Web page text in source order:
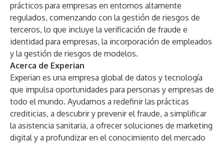
prácticos para empresas en entornos altamente
regulados, comenzando con la gestión de riesgos de
terceros, lo que incluye la verificación de fraude e
identidad para empresas, la incorporación de empleados
y la gestión de riesgos de modelos.
Acerca de Experian
Experian es una empresa global de datos y tecnología
que impulsa oportunidades para personas y empresas de
todo el mundo. Ayudamos a redefinir las prácticas
crediticias, a descubrir y prevenir el fraude, a simplificar
la asistencia sanitaria, a ofrecer soluciones de marketing
digital y a profundizar en el conocimiento del mercado